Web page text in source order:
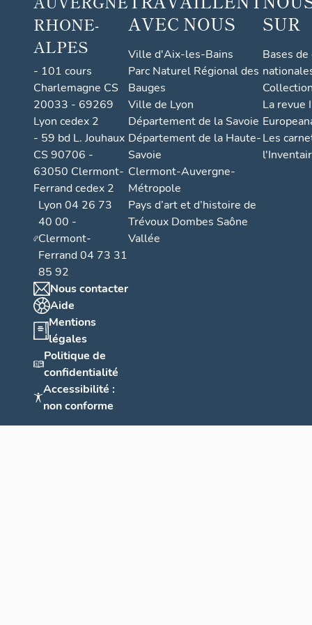
RHONE-
ALPES
- 101 cours
Charlemagne CS
20033 - 69269
Lyon cedex 2
- 59 bd L. Jouhaux
CS 90706 -
63050 Clermont-
Ferrand cedex 2
Lyon 04 26 73
40 00 -
Clermont-
Ferrand 04 73 31
85 92
Nous contacter
Aide
Mentions
légales
Politique de
confidentialité
Accessibilité :
non conforme
AVEC NOUS
Ville d'Aix-les-Bains
Parc Naturel Régional des
Bauges
Ville de Lyon
Département de la Savoie
Département de la Haute-
Savoie
Clermont-Auvergne-
Métropole
Pays d’art et d’histoire de
Trévoux Dombes Saône
Vallée
SUR
Bases
La revue
Les